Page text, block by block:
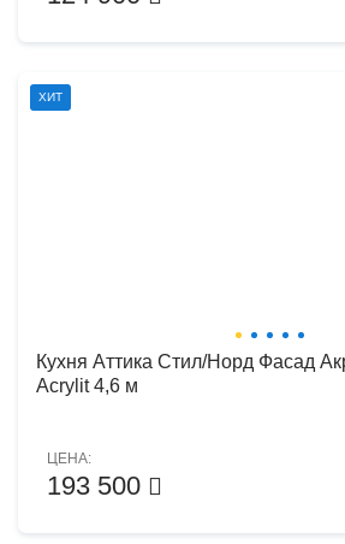
ХИТ
Кухня Аттика Стил/Норд Фасад
Acrylit 4,6 м
ЦЕНА:
193 500